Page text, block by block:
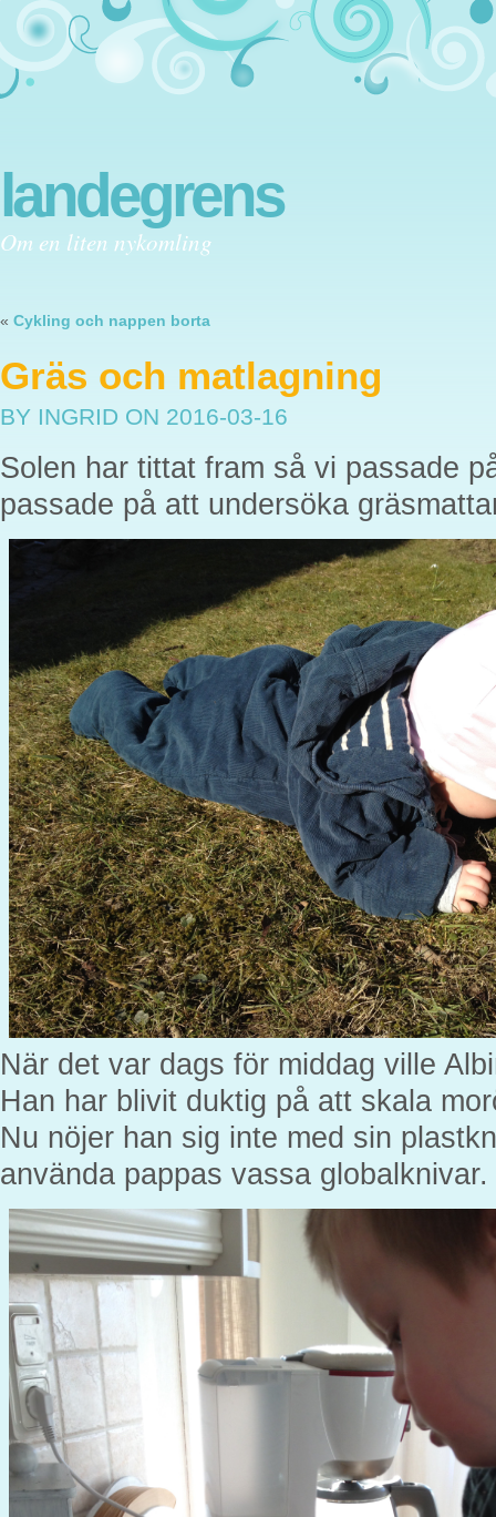
landegrens
Om en liten nykomling
« Cykling och nappen borta
Gräs och matlagning
BY INGRID ON 2016-03-16
Solen har tittat fram så vi passade
passade på att undersöka
När det var dags för middag ville
Han har blivit duktig på att skala
Nu nöjer han sig inte med sin
använda pappas vassa globalknivar.